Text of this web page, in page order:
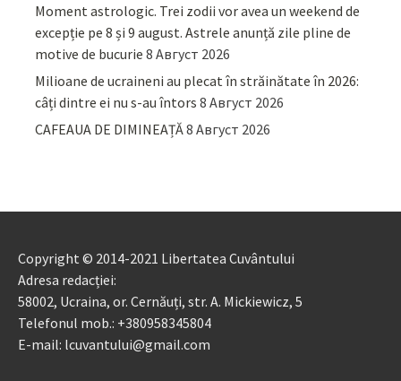
Moment astrologic. Trei zodii vor avea un weekend de
excepție pe 8 și 9 august. Astrele anunță zile pline de
motive de bucurie 8 Август 2026
Milioane de ucraineni au plecat în străinătate în 2026:
câți dintre ei nu s-au întors 8 Август 2026
CAFEAUA DE DIMINEAȚĂ8 Август 2026
Copyright © 2014-2021 Libertatea Cuvântului
Adresa redacției:
58002, Ucraina, or. Cernăuți, str. A. Mickiewicz, 5
Telefonul mob.: +380958345804
E-mail: lcuvantului@gmail.com